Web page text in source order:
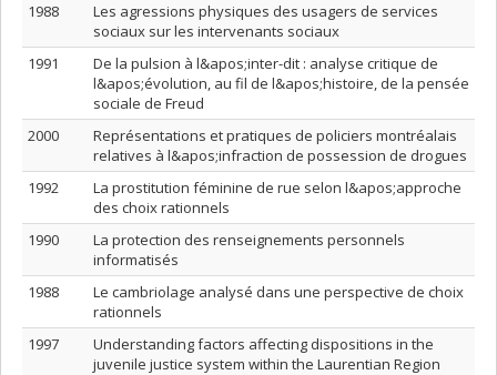
1988
Les agressions physiques des usagers de services
sociaux sur les intervenants sociaux
1991
De la pulsion à l&apos;inter-dit : analyse critique de
l&apos;évolution, au fil de l&apos;histoire, de la pensée
sociale de Freud
2000
Représentations et pratiques de policiers montréalais
relatives à l&apos;infraction de possession de drogues
1992
La prostitution féminine de rue selon l&apos;approche
des choix rationnels
1990
La protection des renseignements personnels
informatisés
1988
Le cambriolage analysé dans une perspective de choix
rationnels
1997
Understanding factors affecting dispositions in the
juvenile justice system within the Laurentian Region